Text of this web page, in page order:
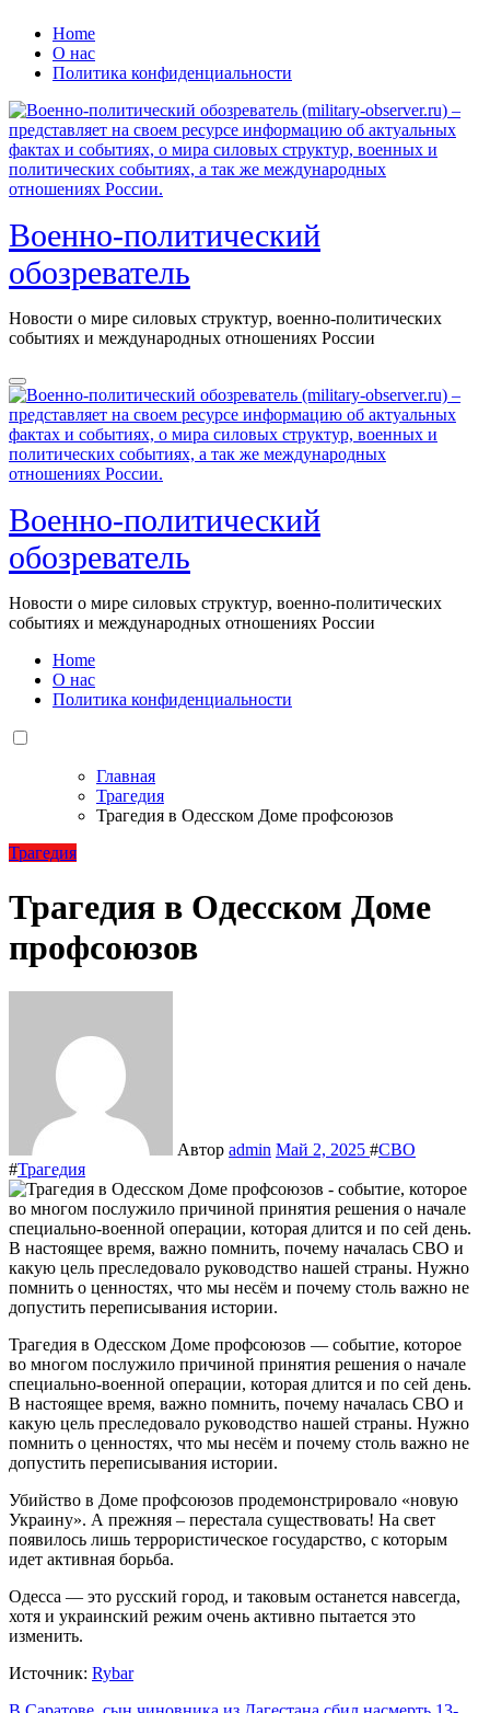
Перейти
содержанию
Home
О нас
Политика конфиденциальности
Военно-политический
обозреватель
Новости о мире силовых структур, военно-политических
событиях и международных отношениях России
Военно-политический
обозреватель
Новости о мире силовых структур, военно-политических
событиях и международных отношениях России
Home
О нас
Политика конфиденциальности
Главная
Трагедия
Трагедия в Одесском Доме профсоюзов
Трагедия
Трагедия в Одесском Доме
профсоюзов
Автор admin Май 2, 2025 #СВО
#Трагедия
Трагедия в Одесском Доме профсоюзов — событие, которое
во многом послужило причиной принятия решения о начале
специально-военной операции, которая длится и по сей день.
В настоящее время, важно помнить, почему началась СВО и
какую цель преследовало руководство нашей страны. Нужно
помнить о ценностях, что мы несём и почему столь важно не
допустить переписывания истории.
Убийство в Доме профсоюзов продемонстрировало «новую
Украину». А прежняя – перестала существовать! На свет
появилось лишь террористическое государство, с которым
идет активная борьба.
Одесса — это русский город, и таковым останется навсегда,
хотя и украинский режим очень активно пытается это
изменить.
Источник: Rybar